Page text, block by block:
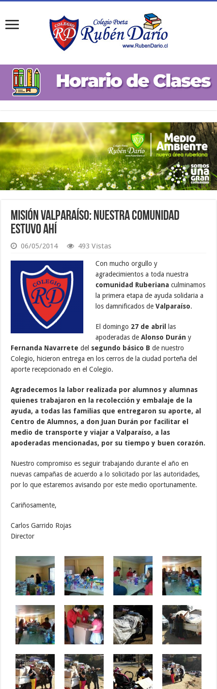
Misión Valparaíso: Nuestra Comunidad
estuvo ahí
06/05/2014 493 Vistas
Con mucho orgullo y
agradecimientos a toda nuestra
comunidad Ruberiana culminamos
la primera etapa de ayuda solidaria a
los damnificados deValparaíso.
El domingo 27 de abril
las
apoderadas deAlonso Durán y
Fernanda Navarrete del segundo básico B de nuestro
Colegio, hicieron entrega en los cerros de la ciudad porteña del
aporte recepcionado en el Colegio.
Agradecemos la labor realizada por alumnos y alumnas
quienes trabajaron en la recolección y embalaje de la
ayuda, a todas las familias que entregaron su aporte, al
Centro de Alumnos, a don Juan Durán por facilitar el
medio de transporte y viajar a Valparaíso, a las
apoderadas mencionadas, por su tiempo y buen corazón.
Nuestro compromiso es seguir trabajando durante el año en
nuevas campañas de acuerdo a lo solicitado por las autoridades,
por lo que estaremos avisando por este medio oportunamente.
Cariñosamente,
Carlos Garrido Rojas
Director